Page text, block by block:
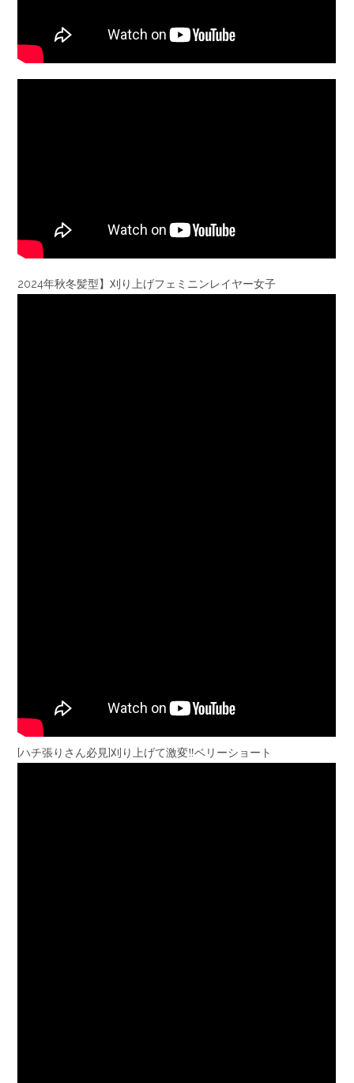
2024年秋冬髪型】刈り上げフェミニンレイヤー女子
[ハチ張りさん必見]刈り上げて激変‼︎ベリーショート